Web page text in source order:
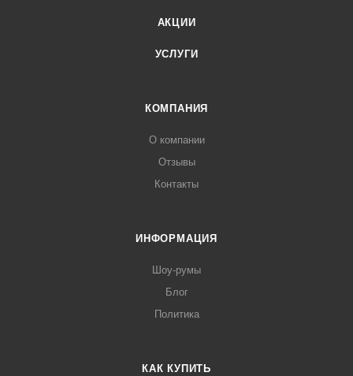
АКЦИИ
УСЛУГИ
КОМПАНИЯ
О компании
Отзывы
Контакты
ИНФОРМАЦИЯ
Шоу-румы
Блог
Политика
КАК КУПИТЬ